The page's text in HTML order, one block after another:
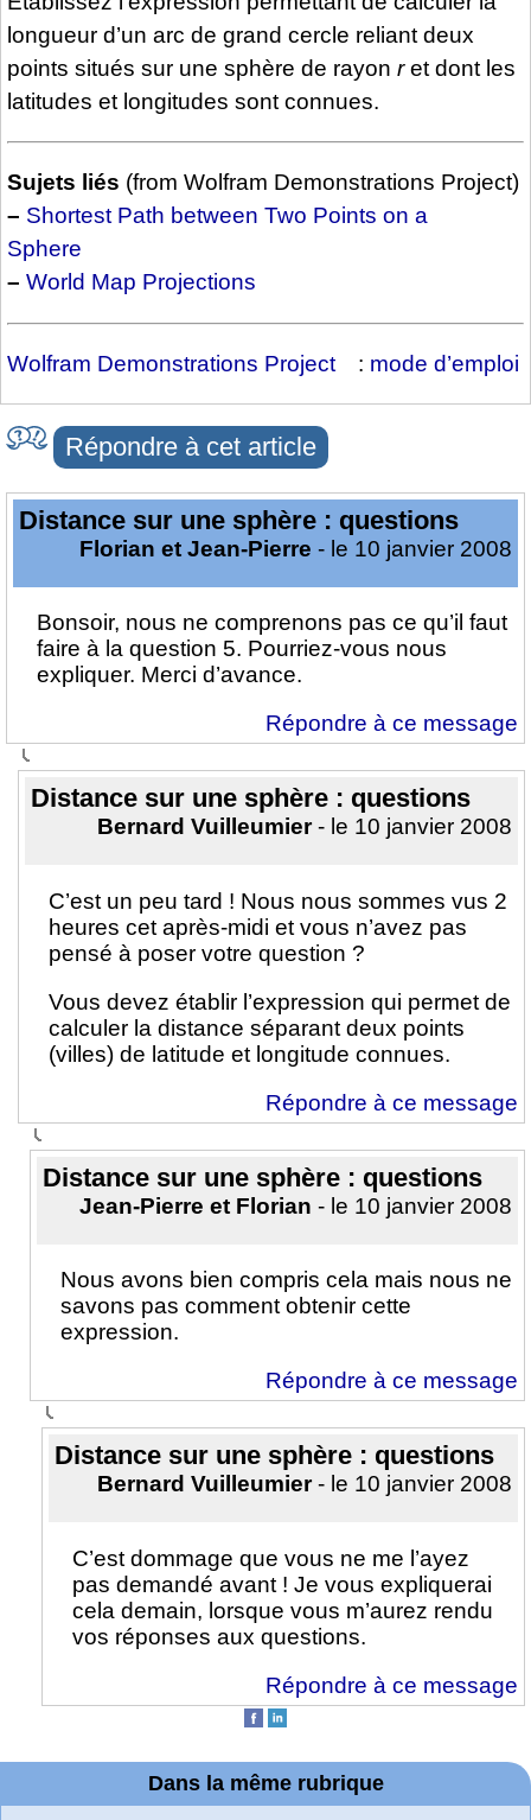
longueur d’un arc de grand cercle reliant deux
points situés sur une sphère de rayon ret dont les
latitudes et longitudes sont connues.
Sujets liés (from Wolfram Demonstrations Project)
– Shortest Path between Two Points on a
Sphere
– World Map Projections
Wolfram Demonstrations Project : mode d’emploi
Répondre à cet article
Distance sur une sphère : questions
Florian et Jean-Pierre - le 10 janvier 2008
Bonsoir, nous ne comprenons pas ce qu’il faut
faire à la question 5. Pourriez-vous nous
expliquer. Merci d’avance.
Répondre à ce message
Distance sur une sphère : questions
Bernard Vuilleumier- le 10 janvier 2008
C’est un peu tard ! Nous nous sommes vus 2
heures cet après-midi et vous n’avez pas
pensé à poser votre question ?
Vous devez établir l’expression qui permet de
calculer la distance séparant deux points
(villes) de latitude et longitude connues.
Répondre à ce message
Distance sur une sphère : questions
Jean-Pierre et Florian - le 10 janvier 2008
Nous avons bien compris cela mais nous ne
savons pas comment obtenir cette
expression.
Répondre à ce message
Distance sur une sphère : questions
Bernard Vuilleumier- le 10 janvier 2008
C’est dommage que vous ne me l’ayez
pas demandé avant ! Je vous expliquerai
cela demain, lorsque vous m’aurez rendu
vos réponses aux questions.
Répondre à ce message
Dans la même rubrique